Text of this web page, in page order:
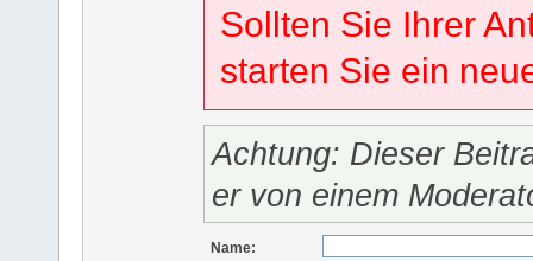
Sollten Sie Ihrer
starten Sie ein
Achtung: Dieser
er von einem
Name: